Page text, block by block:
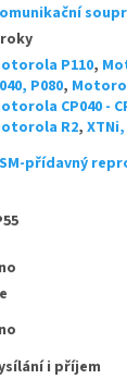
P110,
P080,
CP040 -
R2,
přídavný
i příjem